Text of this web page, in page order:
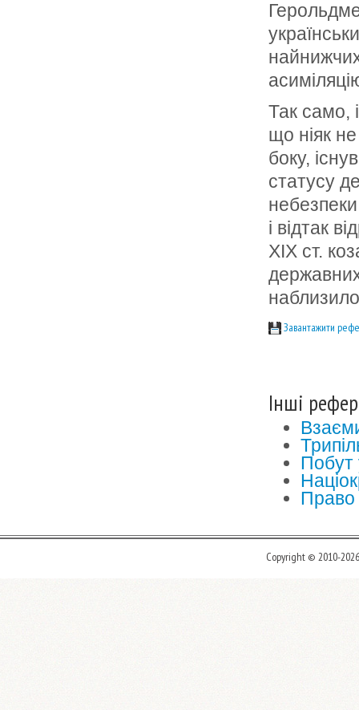
Так само,
що ніяк не
боку,
статусу
і відтак
XIX ст.
Завантажити
Інші
Побут
Право
Copyright © 2010-